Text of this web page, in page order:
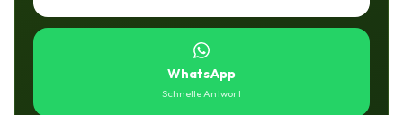
WhatsApp
Schnelle Antwort